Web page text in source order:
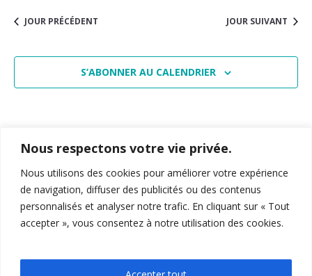
Nous respectons votre vie privée.
Nous utilisons des cookies pour améliorer votre expérience
de navigation, diffuser des publicités ou des contenus
personnalisés et analyser notre trafic. En cliquant sur « Tout
accepter », vous consentez à notre utilisation des cookies.
JOUR PRÉCÉDENT JOUR SUIVANT
S’ABONNER AU CALENDRIER
15-19 Allée Claude Forbin,13627, Aix-en-Provence
feg-miage-aix@univ-amu.fr